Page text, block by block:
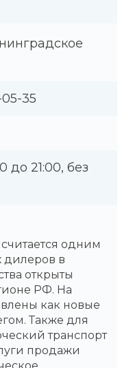
35
до 21:00, без
одним
дилеров в
открыты
РФ. На
как новые
Также для
транспорт
продажи